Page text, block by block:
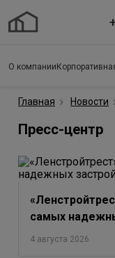
О компании
Главная Новости
Пресс-центр
самых
4 августа 2026